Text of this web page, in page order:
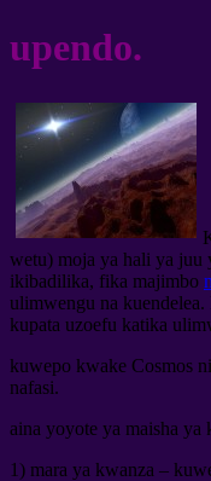
upendo.
wetu) moja ya hali ya juu
ikibadilika, fika majimbo
ulimwengu na
kupata uzoefu katika
kuwepo kwake Cosmos
nafasi.
aina yoyote ya maisha
1) mara ya kwanza –